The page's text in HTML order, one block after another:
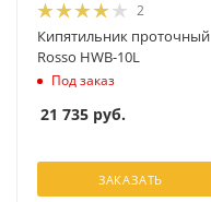
2
Кипятильник проточный
Rosso HWB-10L
Под заказ
21 735 руб.
ЗАКАЗАТЬ